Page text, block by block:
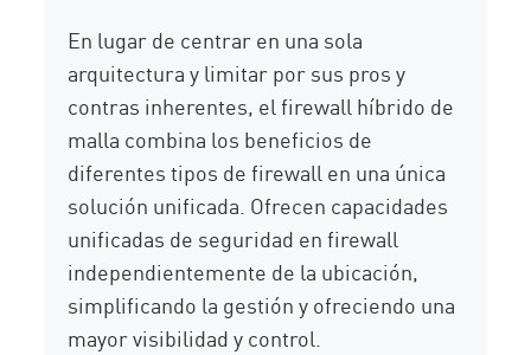
En lugar de centrar en una sola
arquitectura y limitar por sus pros y
contras inherentes, el firewall híbrido de
malla combina los beneficios de
diferentes tipos de firewall en una única
solución unificada. Ofrecen capacidades
unificadas de seguridad en firewall
independientemente de la ubicación,
simplificando la gestión y ofreciendo una
mayor visibilidad y control.